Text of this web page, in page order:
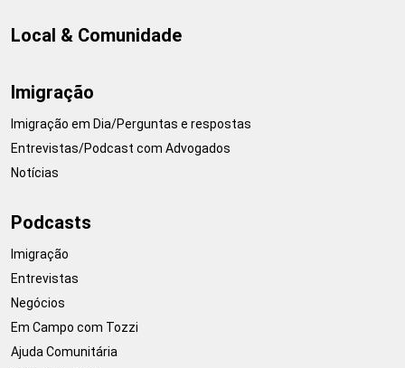
Local & Comunidade
Imigração
Imigração em Dia/Perguntas e respostas
Entrevistas/Podcast com Advogados
Notícias
Podcasts
Imigração
Entrevistas
Negócios
Em Campo com Tozzi
Ajuda Comunitária